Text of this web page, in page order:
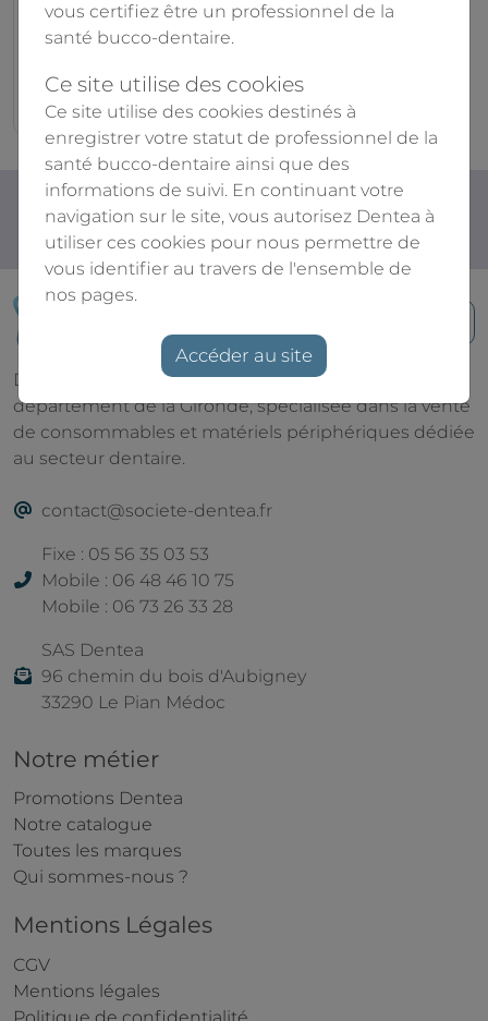
550.00€
Livraison gratuite à partir de 350€
Livraison en 3 à 5 jours
Paiement sécurisé
Dentea est une société basée en France, dans le
département de la Gironde, spécialisée dans la vente
de consommables et matériels périphériques dédiée
au secteur dentaire.
contact@societe-dentea.fr
Fixe : 05 56 35 03 53
Mobile : 06 48 46 10 75
Mobile : 06 73 26 33 28
SAS Dentea
96 chemin du bois d'Aubigney
33290 Le Pian Médoc
Notre métier
Promotions Dentea
Notre catalogue
Toutes les marques
Qui sommes-nous ?
Mentions Légales
CGV
Mentions légales
vous certifiez être un professionnel de la
santé bucco-dentaire.
Ce site utilise des cookies
Ce site utilise des cookies destinés à
enregistrer votre statut de professionnel de la
santé bucco-dentaire ainsi que des
informations de suivi. En continuant votre
navigation sur le site, vous autorisez Dentea à
utiliser ces cookies pour nous permettre de
vous identifier au travers de l'ensemble de
nos pages.
Accéder au site